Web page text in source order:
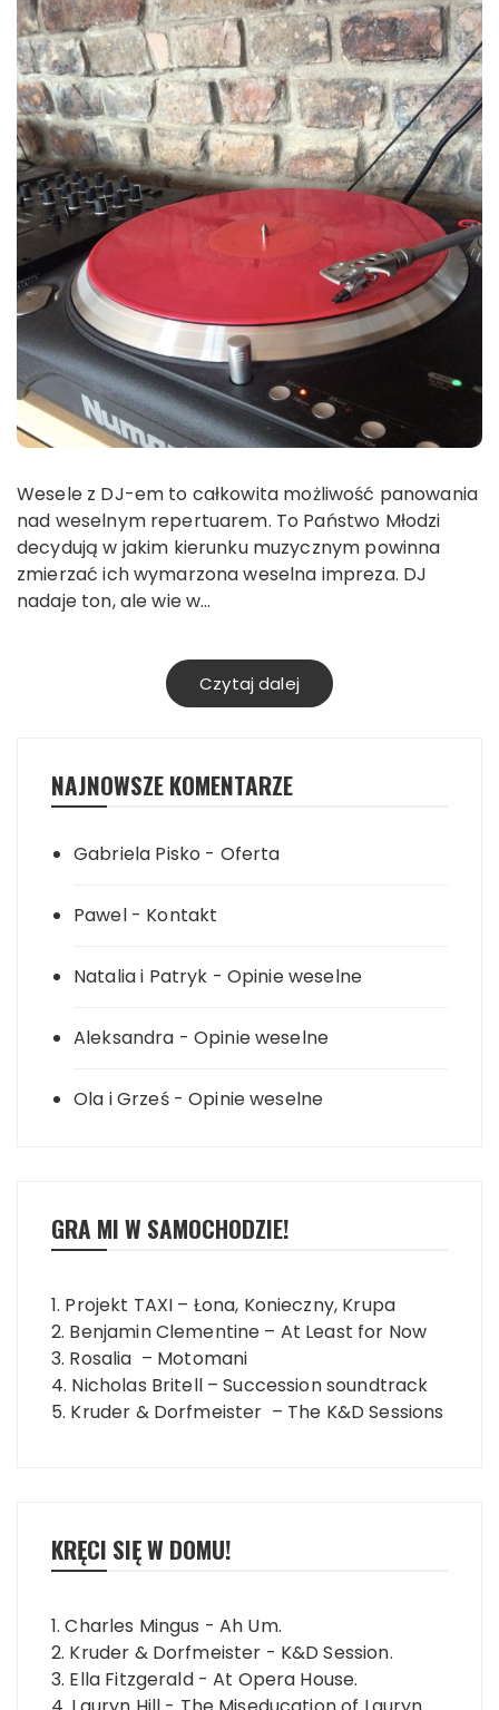
Wesele z DJ-em to całkowita możliwość panowania
nad weselnym repertuarem. To Państwo Młodzi
decydują w jakim kierunku muzycznym powinna
zmierzać ich wymarzona weselna impreza. DJ
nadaje ton, ale wie w…
Czytaj dalej
NAJNOWSZE KOMENTARZE
Gabriela Pisko - Oferta
Pawel- Kontakt
Natalia i Patryk - Opinie weselne
Aleksandra - Opinie weselne
Ola i Grześ-Opinie weselne
GRA MI W SAMOCHODZIE!
1. Projekt TAXI – Łona, Konieczny, Krupa
2. Benjamin Clementine – At Least for Now
3. Rosalia – Motomani
4. Nicholas Britell – Succession soundtrack
5. Kruder & Dorfmeister – The K&D Sessions
KRĘCI SIĘ W DOMU!
1. Charles Mingus - Ah Um.
2. Kruder & Dorfmeister - K&D Session.
3. Ella Fitzgerald - At Opera House.